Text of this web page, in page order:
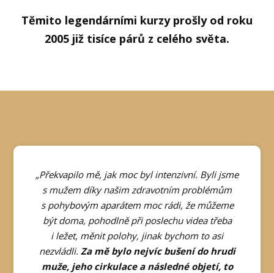
Těmito legendárními kurzy prošly od roku
2005 již tisíce párů z celého světa.
„Překvapilo mě, jak moc byl intenzivní. Byli jsme
s mužem díky našim zdravotním problémům
s pohybovým aparátem moc rádi, že můžeme
být doma, pohodlně při poslechu videa třeba
i ležet, měnit polohy, jinak bychom to asi
nezvládli. Za mě bylo nejvíc bušení do hrudi
muže, jeho cirkulace a následné objetí, to